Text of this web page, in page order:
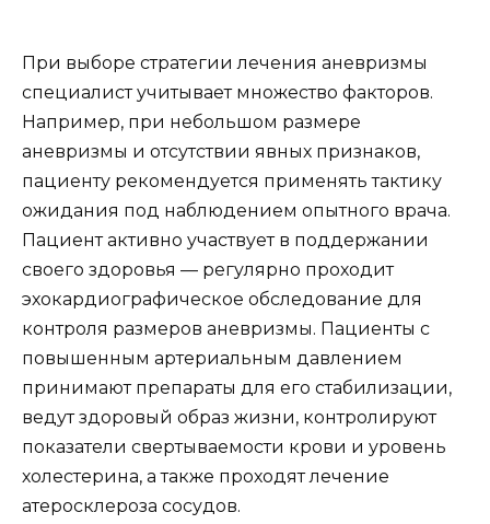
При выборе стратегии лечения аневризмы
специалист учитывает множество факторов.
Например, при небольшом размере
аневризмы и отсутствии явных признаков,
пациенту рекомендуется применять тактику
ожидания под наблюдением опытного врача.
Пациент активно участвует в поддержании
своего здоровья — регулярно проходит
эхокардиографическое обследование для
контроля размеров аневризмы. Пациенты с
повышенным артериальным давлением
принимают препараты для его стабилизации,
ведут здоровый образ жизни, контролируют
показатели свертываемости крови и уровень
холестерина, а также проходят лечение
атеросклероза сосудов.